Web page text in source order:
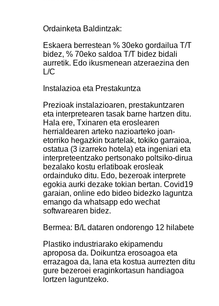
Ordainketa Baldintzak:
Eskaera berrestean % 30eko gordailua T/T
bidez, % 70eko saldoa T/T bidez bidali
aurretik. Edo ikusmenean atzeraezina den
L/C
Instalazioa eta Prestakuntza
Prezioak instalazioaren, prestakuntzaren
eta interpretearen tasak barne hartzen ditu.
Hala ere, Txinaren eta eroslearen
herrialdearen arteko nazioarteko joan-
etorriko hegazkin txartelak, tokiko garraioa,
ostatua (3 izarreko hotela) eta ingeniari eta
interpreteentzako pertsonako poltsiko-dirua
bezalako kostu erlatiboak erosleak
ordainduko ditu. Edo, bezeroak interprete
egokia aurki dezake tokian bertan. Covid19
garaian, online edo bideo bidezko laguntza
emango da whatsapp edo wechat
softwarearen bidez.
Bermea: B/L dataren ondorengo 12 hilabete
Plastiko industriarako ekipamendu
aproposa da. Doikuntza erosoagoa eta
errazagoa da, lana eta kostua aurrezten ditu
gure bezeroei eraginkortasun handiagoa
lortzen laguntzeko.